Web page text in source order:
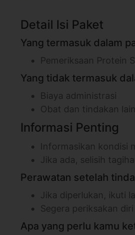
Detail Isi Paket
Yang termasuk dalam
Pemeriksaan Protein
Yang tidak termasuk
Biaya administrasi
Obat dan tindakan
Informasi Penting
Informasikan kondisi
Jika ada, selisih
Perawatan setelah
Jika diperlukan, ikuti
Segera periksakan
Apa yang perlu kamu